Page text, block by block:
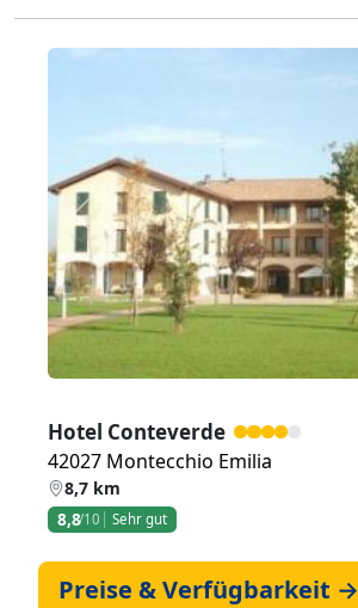
Zurück
Hotel Conteverde
42027 Montecchio Emilia
8,7 km
8,8/10 Sehr gut
Preise & Verfügbarkeit →